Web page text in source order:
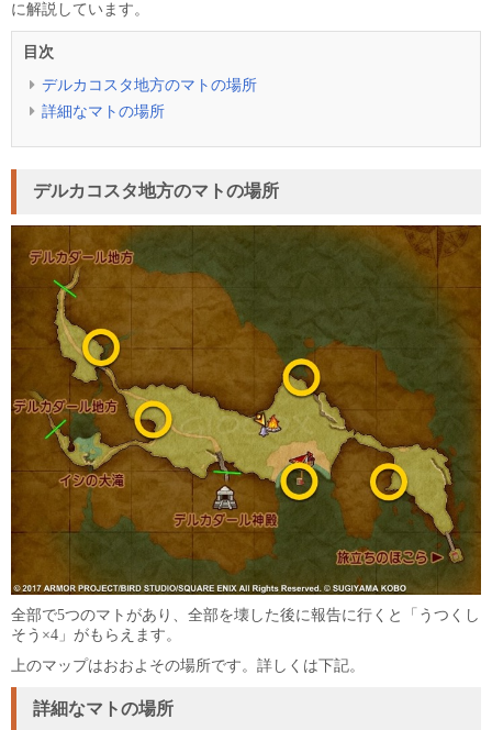
に解説しています。
目次
デルカコスタ地方のマトの場所
詳細なマトの場所
デルカコスタ地方のマトの場所
全部で5つのマトがあり、全部を壊した後に報告に行くと「うつくし
そう×4」がもらえます。
上のマップはおおよその場所です。詳しくは下記。
詳細なマトの場所